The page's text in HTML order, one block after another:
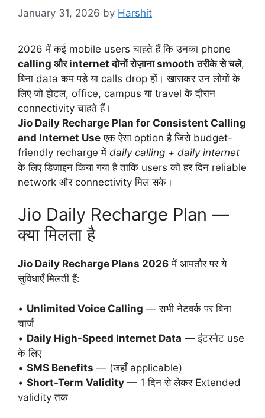
January 31, 2026 by Harshit
2026 में कई mobile users चाहते हैं कि उनका phone
calling और internet दोनों रोज़ाना smooth तरीके से चले,
बिना data कम पड़े या calls drop हों। खासकर उन लोगों के
लिए जो होटल, office, campus या travel के दौरान
connectivity चाहते हैं।
Jio Daily Recharge Plan for Consistent Calling
and Internet Use एक ऐसा option है जिसे budget-
friendly recharge में daily calling + daily internet
के लिए डिज़ाइन किया गया है ताकि users को हर दिन reliable
network और connectivity मिल सके।
Jio Daily Recharge Plan —
क्या मिलता है
Jio Daily Recharge Plans 2026 में आमतौर पर ये
सुविधाएँ मिलती हैं:
• Unlimited Voice Calling — सभी नेटवर्क पर बिना
चार्ज
• Daily High-Speed Internet Data — इंटरनेट use
के लिए
• SMS Benefits — (जहाँ applicable)
• Short-Term Validity — 1 दिन से लेकर Extended
validity तक